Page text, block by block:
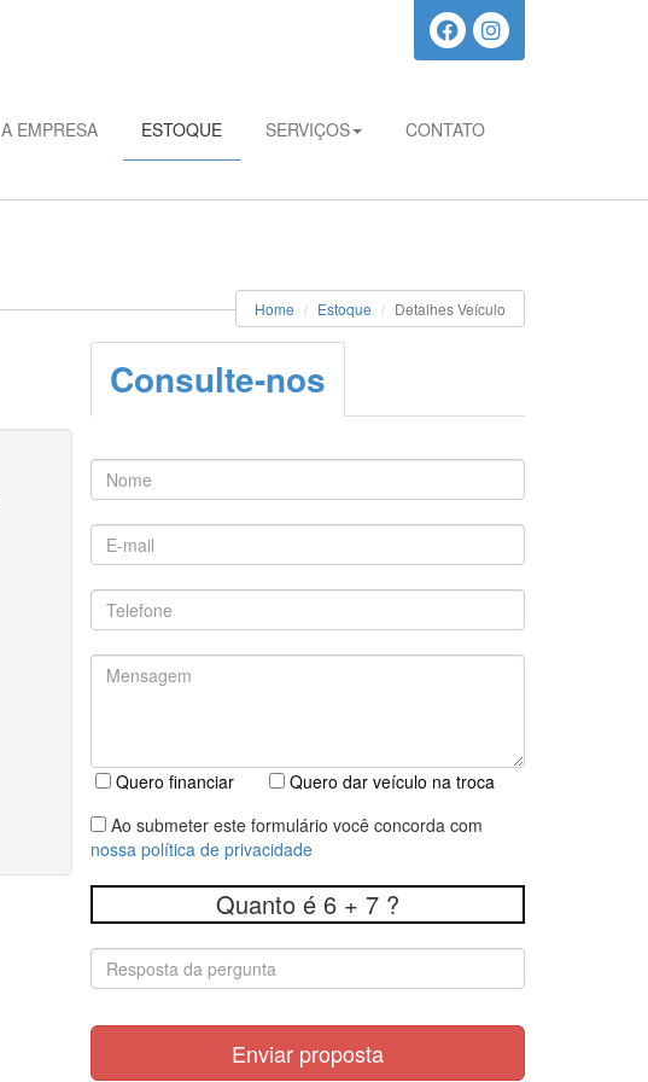
A EMPRESA ESTOQUE SERVIÇOS CONTATO
Home Estoque Detalhes Veículo
Consulte-nos
Quero financiar
Quero dar veículo na troca
Ao submeter este formulário você concorda com
nossa política de privacidade
Quanto é 6 + 7 ?
Enviar proposta